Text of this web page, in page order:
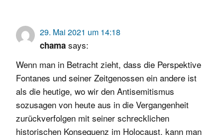
29. Mai 2021 um 14:18
chama says:
Wenn man in Betracht zieht, dass die Perspektive
Fontanes und seiner Zeitgenossen ein andere ist
als die heutige, wo wir den Antisemitismus
sozusagen von heute aus in die Vergangenheit
zurückverfolgen mit seiner schrecklichen
historischen Konsequenz im Holocaust, kann man